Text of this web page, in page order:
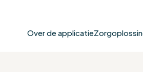
Over de applicatie